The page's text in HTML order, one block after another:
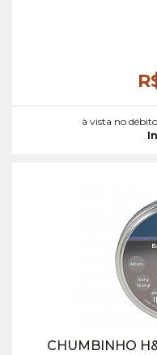
à vista no
CHUMBINHO